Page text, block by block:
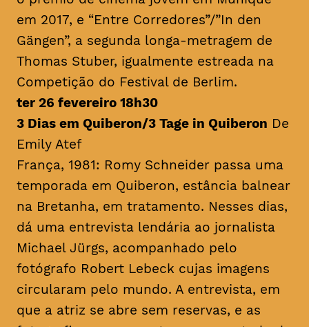
em 2017, e “Entre Corredores”/”In den
Gängen”, a segunda longa-metragem de
Thomas Stuber, igualmente estreada na
Competição do Festival de Berlim.
ter 26 fevereiro 18h30
3 Dias em Quiberon/3 Tage in Quiberon De
Emily Atef
França, 1981: Romy Schneider passa uma
temporada em Quiberon, estância balnear
na Bretanha, em tratamento. Nesses dias,
dá uma entrevista lendária ao jornalista
Michael Jürgs, acompanhado pelo
fotógrafo Robert Lebeck cujas imagens
circularam pelo mundo. A entrevista, em
que a atriz se abre sem reservas, e as